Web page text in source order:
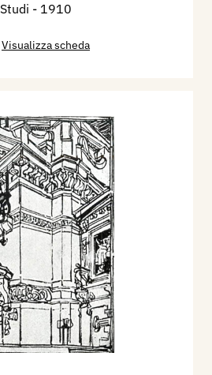
Studi - 1910
Visualizza scheda